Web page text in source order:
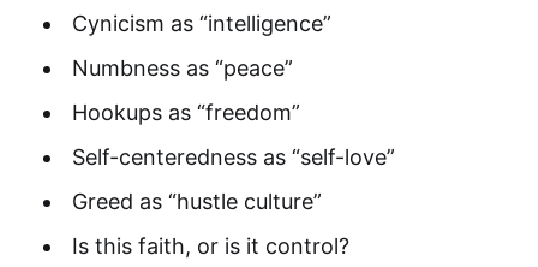
Cynicism as “intelligence”
Numbness as “peace”
Hookups as “freedom”
Self-centeredness as “self-love”
Greed as “hustle culture”
Is this faith, or is it control?